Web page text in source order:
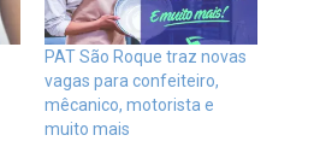
PAT São Roque traz novas
vagas para confeiteiro,
mêcanico, motorista e
muito mais